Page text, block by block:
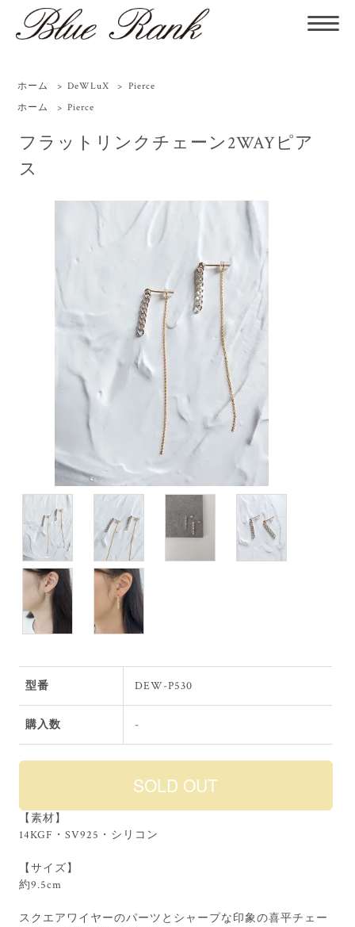
ホーム > DeWLuX > Pierce
ホーム
> Pierce
フラットリンクチェーン2WAYピア
ス
型番 DEW-P530
購入数 -
【素材】
14KGF・SV925・シリコン
【サイズ】
約9.5cm
スクエアワイヤーのパーツとシャープな印象の喜平チェー